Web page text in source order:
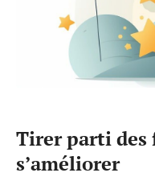
Tirer parti des
s’améliorer